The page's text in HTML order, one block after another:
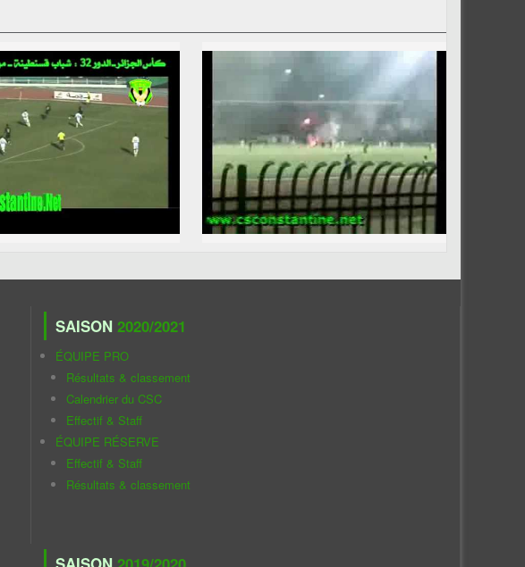
SAISON 2020/2021
ÉQUIPE PRO
Résultats & classement
Calendrier du CSC
Effectif & Staff
ÉQUIPE RÉSERVE
Effectif & Staff
Résultats & classement